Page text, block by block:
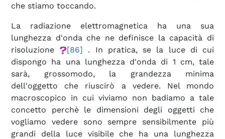
che stiamo toccando.
La radiazione elettromagnetica ha una sua
lunghezza d'onda che ne definisce la capacità di
risoluzione
[86] . In pratica, se la luce di cui
dispongo ha una lunghezza d'onda di 1 cm, tale
sarà, grossomodo, la grandezza minima
dell'oggetto che riuscirò a vedere. Nel mondo
macroscopico in cui viviamo non badiamo a tale
concetto perchè le dimensioni degli oggetti che
vogliamo vedere sono sempre sensibilmente più
grandi della luce visibile che ha una lunghezza